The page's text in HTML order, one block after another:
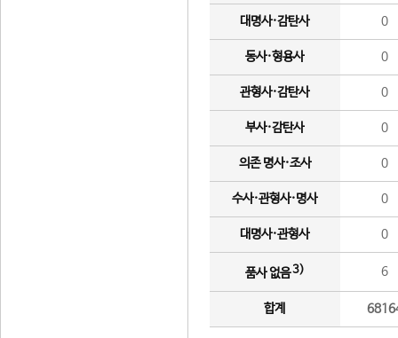
대명사·감탄사 0
동사·형용사 0
관형사·감탄사 0
부사·감탄사 0
의존 명사·조사 0
수사·관형사·명사 0
대명사·관형사 0
품사 없음3) 6
합계